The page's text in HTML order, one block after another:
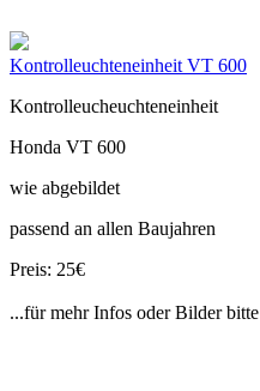
Kontrolleuchteneinheit VT 600
Kontrolleucheuchteneinheit
Honda VT 600
wie abgebildet
passend an allen Baujahren
Preis: 25€
...für mehr Infos oder Bilder bitte